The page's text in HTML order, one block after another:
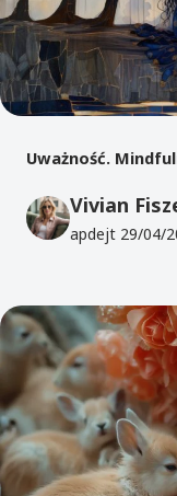
Uważność.
Vivian
apdejt 29/04/